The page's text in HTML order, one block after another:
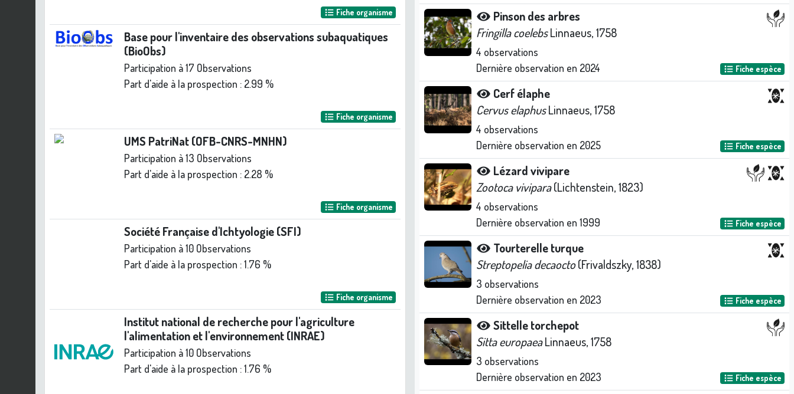
Fiche organisme
Base pour l'inventaire des observations subaquatiques
(BioObs)
Participation à 17 Observations
Part d'aide à la prospection : 2.99 %
Fiche organisme
UMS PatriNat (OFB-CNRS-MNHN)
Participation à 13 Observations
Part d'aide à la prospection : 2.28 %
Fiche organisme
Société Française d'Ichtyologie (SFI)
Participation à 10 Observations
Part d'aide à la prospection :1.76 %
Fiche organisme
Institut national de recherche pour l'agriculture
l'alimentation et l'environnement (INRAE)
Participation à 10 Observations
Part d'aide à la prospection :1.76 %
Pinson des arbres
Fringilla coelebsLinnaeus, 1758
4 observations
Dernière observation en 2024 Fiche espèce
Cerf élaphe
Cervus elaphusLinnaeus, 1758
4 observations
Dernière observation en 2025 Fiche espèce
Lézard vivipare
Zootoca vivipara(Lichtenstein, 1823)
4 observations
Dernière observation en 1999 Fiche espèce
Tourterelle turque
Streptopelia decaocto(Frivaldszky, 1838)
3 observations
Dernière observation en 2023 Fiche espèce
Sittelle torchepot
Sitta europaeaLinnaeus, 1758
3 observations
Dernière observation en 2023 Fiche espèce